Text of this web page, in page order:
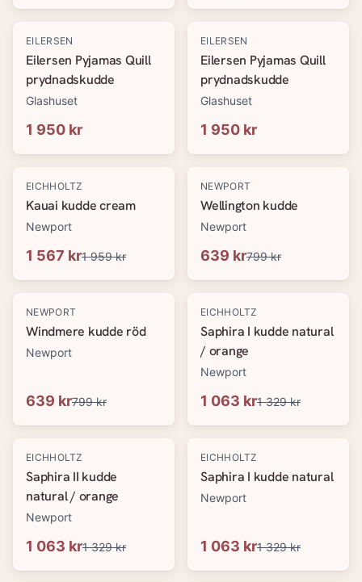
EILERSEN
Eilersen Pyjamas Quill
prydnadskudde
Glashuset
1 950 kr
EILERSEN
Eilersen Pyjamas Quill
prydnadskudde
Glashuset
1 950 kr
-20%
EICHHOLTZ
Kauai kudde cream
Newport
1 567 kr1 959 kr
-20%
NEWPORT
Wellington kudde
Newport
639 kr799 kr
-20%
NEWPORT
Windmere kudde röd
Newport
639 kr799 kr
-20%
EICHHOLTZ
Saphira I kudde natural
/ orange
Newport
1 063 kr1 329 kr
-20%
EICHHOLTZ
Saphira II kudde
natural / orange
Newport
1 063 kr1 329 kr
-20%
EICHHOLTZ
Saphira I kudde natural
Newport
1 063 kr1 329 kr